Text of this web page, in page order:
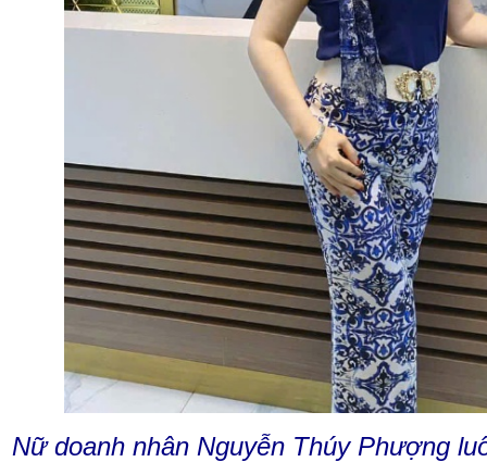
Nữ doanh nhân Nguyễn Thúy Phượng